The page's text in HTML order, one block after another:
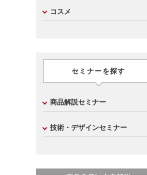
コスメ
セミナーを探す
商品解説セミナー
技術・デザインセミナー